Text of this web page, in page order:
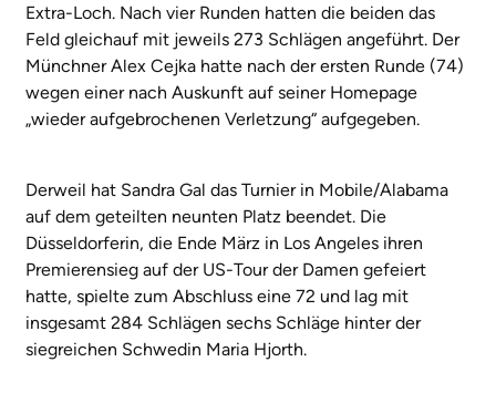
Extra-Loch. Nach vier Runden hatten die beiden das
Feld gleichauf mit jeweils 273 Schlägen angeführt. Der
Münchner Alex Cejka hatte nach der ersten Runde (74)
wegen einer nach Auskunft auf seiner Homepage
„wieder aufgebrochenen Verletzung“ aufgegeben.
Derweil hat Sandra Gal das Turnier in Mobile/Alabama
auf dem geteilten neunten Platz beendet. Die
Düsseldorferin, die Ende März in Los Angeles ihren
Premierensieg auf der US-Tour der Damen gefeiert
hatte, spielte zum Abschluss eine 72 und lag mit
insgesamt 284 Schlägen sechs Schläge hinter der
siegreichen Schwedin Maria Hjorth.